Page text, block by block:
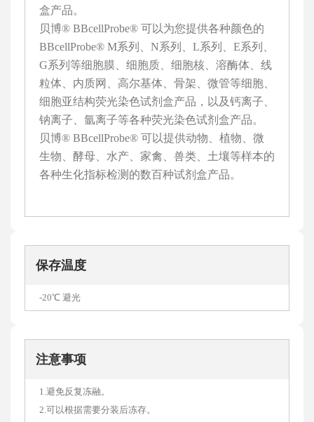
盒产品。
贝博® BBcellProbe® 可以为您提供各种颜色的
BBcellProbe® M系列、N系列、L系列、E系列、
G系列等细胞膜、细胞质、细胞核、溶酶体、线
粒体、内质网、高尔基体、骨架、微管等细胞、
细胞亚结构荧光染色试剂盒产品，以及钙离子、
钠离子、氩离子等各种荧光染色试剂盒产品。
贝博® BBcellProbe® 可以提供动物、植物、微
生物、酵母、水产、家禽、兽类、土壤等样本的
各种生化指标检测的数百种试剂盒产品。
保存温度
-20℃ 避光
注意事项
1.避免反复冻融。
2.可以根据需要分装后冻存。